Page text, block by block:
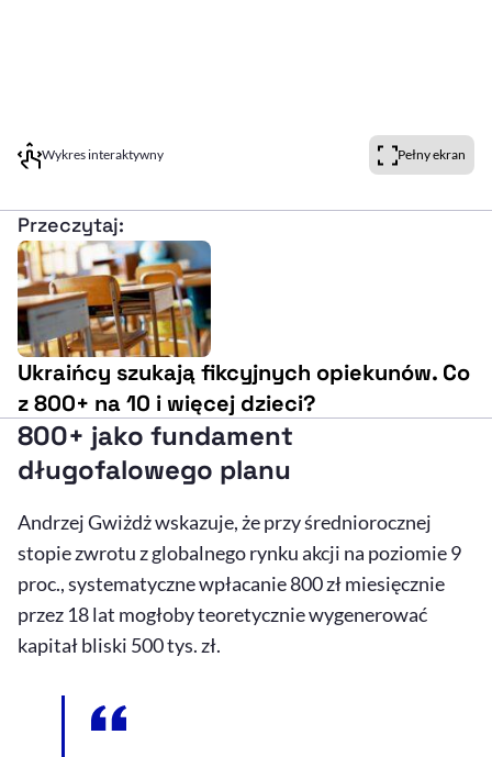
Wykres interaktywny Pełny ekran
Przeczytaj:
Ukraińcy szukają fikcyjnych opiekunów. Co
z 800+ na 10 i więcej dzieci?
800+ jako fundament
długofalowego planu
Andrzej Gwiżdż wskazuje, że przy średniorocznej
stopie zwrotu z globalnego rynku akcji na poziomie 9
proc., systematyczne wpłacanie 800 zł miesięcznie
przez 18 lat mogłoby teoretycznie wygenerować
kapitał bliski 500 tys. zł.